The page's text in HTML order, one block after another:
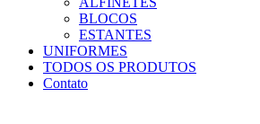
BLOCOS
ESTANTES
UNIFORMES
TODOS OS PRODUTOS
Contato